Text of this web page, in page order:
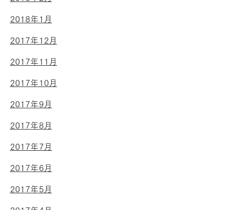
2018年1月
2017年12月
2017年11月
2017年10月
2017年9月
2017年8月
2017年7月
2017年6月
2017年5月